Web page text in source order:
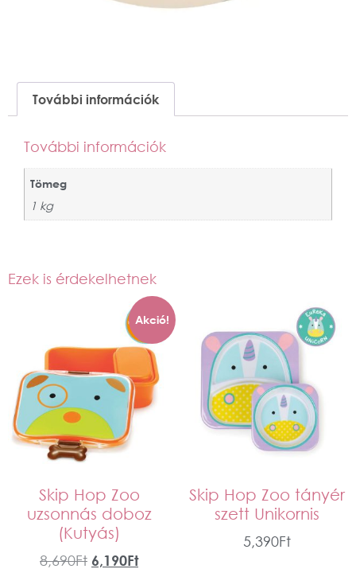
További információk
További információk
Tömeg
1 kg
Ezek is érdekelhetnek
Akció!
Skip Hop Zoo
uzsonnás doboz
(Kutyás)
8,690Ft 6,190Ft
Skip Hop Zoo tányér
szett Unikornis
5,390Ft